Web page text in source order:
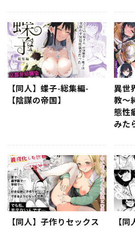
【同人】蝶子-総集編-
【陰謀の帝国】
異世
教〜
態性
みた
【同人】子作りセックス
【